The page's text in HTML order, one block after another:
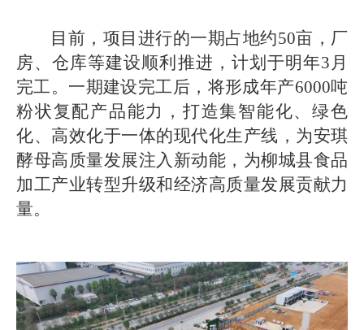
目前，项目进行的一期占地约50亩，厂
房、仓库等建设顺利推进，计划于明年3月
完工。一期建设完工后，将形成年产6000吨
粉状复配产品能力，打造集智能化、绿色
化、高效化于一体的现代化生产线，为安琪
酵母高质量发展注入新动能，为柳城县食品
加工产业转型升级和经济高质量发展贡献力
量。